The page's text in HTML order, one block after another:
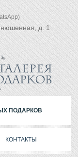
д. 1
ПОДАРКОВ
КОНТАКТЫ